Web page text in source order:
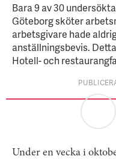
Bara 9 av 30
Göteborg sköter
arbetsgivare hade
anställningsbevis.
Hotell- och
Under en vecka i